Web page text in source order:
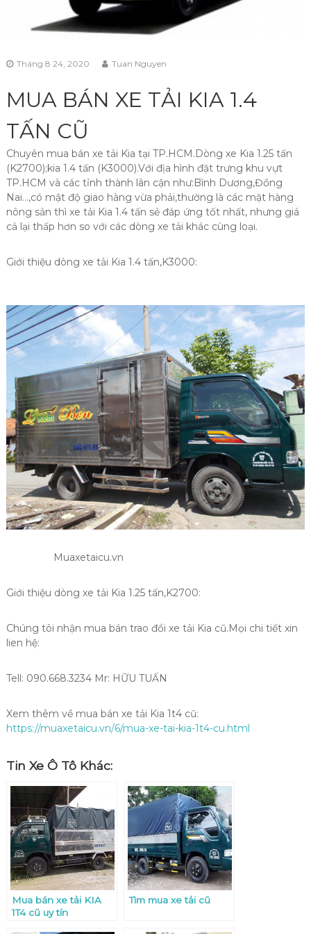
Tháng 8 24, 2020 Tuan Nguyen
MUA BÁN XE TẢI KIA 1.4
TẤN CŨ
Chuyên mua bán xe tải Kia tại TP.HCM.Dòng xe Kia 1.25 tấn
(K2700);kia 1.4 tấn (K3000).Với địa hình đặt trưng khu vựt
TP.HCM và các tỉnh thành lân cận như:Bình Dương,Đồng
Nai…,có mật độ giao hàng vừa phải,thường là các mặt hàng
nông sản thì xe tải Kia 1.4 tấn sẻ đáp ứng tốt nhất, nhưng giá
cả lại thấp hơn so với các dòng xe tải khác cùng loại.
Giới thiệu dòng xe tải Kia 1.4 tấn,K3000:
Muaxetaicu.vn
Giới thiệu dòng xe tải Kia 1.25 tấn,K2700:
Chúng tôi nhận mua bán trao đổi xe tải Kia cũ.Mọi chi tiết xin
lien hệ:
Tell: 090.668.3234 Mr: HỮU TUẤN
Xem thêm về mua bán xe tải Kia 1t4 cũ:
https://muaxetaicu.vn/6/mua-xe-tai-kia-1t4-cu.html
Tin Xe Ô Tô Khác:
Mua bán xe tải KIA
1T4 cũ uy tín
Tìm mua xe tải cũ